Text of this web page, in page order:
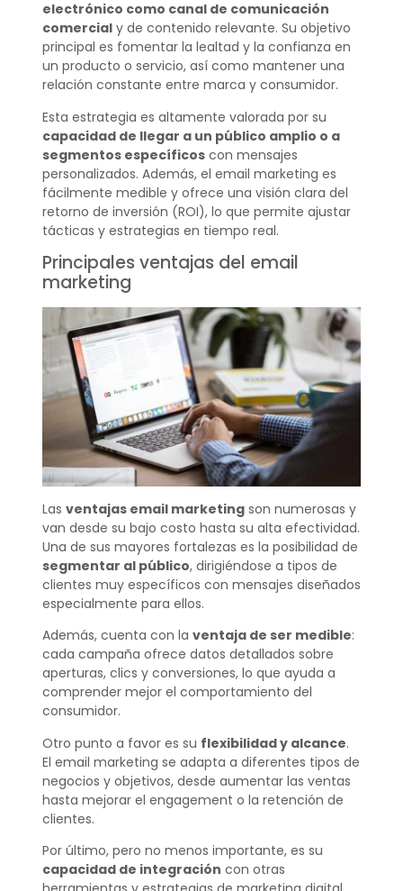
electrónico como canal de comunicación
comercialy de contenido relevante. Su objetivo
principal es fomentar la lealtad y la confianza en
un producto o servicio, así como mantener una
relación constante entre marca y consumidor.
Esta estrategia es altamente valorada por su
capacidad de llegar a un público amplio o a
segmentos específicoscon mensajes
personalizados. Además, el email marketing es
fácilmente medible y ofrece una visión clara del
retorno de inversión (ROI), lo que permite ajustar
tácticas y estrategias en tiempo real.
Principales ventajas del email
marketing
Las ventajas email marketingson numerosas y
van desde su bajo costo hasta su alta efectividad.
Una de sus mayores fortalezas es la posibilidad de
segmentar al público, dirigiéndose a tipos de
clientes muy específicos con mensajes diseñados
especialmente para ellos.
Además, cuenta con la ventaja de ser medible:
cada campaña ofrece datos detallados sobre
aperturas, clics y conversiones, lo que ayuda a
comprender mejor el comportamiento del
consumidor.
Otro punto a favor es su flexibilidad y alcance.
El email marketing se adapta a diferentes tipos de
negocios y objetivos, desde aumentar las ventas
hasta mejorar el engagement o la retención de
clientes.
Por último, pero no menos importante, es su
capacidad de integración con otras